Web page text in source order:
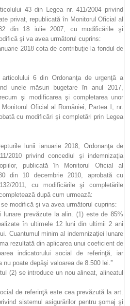
43 din Legea nr. 411/2004 privind
privat, republicată în Monitorul Oficial al
din 18 iulie 2007, cu modificările şi
şi va avea următorul cuprins:
2018 cota de contribuţie la fondul de
6 din Ordonanţa de urgenţă a
unele măsuri bugetare în anul 2017,
şi modificarea şi completarea unor
Oficial al României, Partea I, nr.
cu modificări şi completări prin Legea
lunii ianuarie 2018, Ordonanţa de
2010 privind concediul şi indemnizaţia
publicată în Monitorul Oficial al
din 10 decembrie 2010, aprobată cu
2011, cu modificările şi completările
după cum urmează:
modifică şi va avea următorul cuprins:
lunare prevăzute la alin. (1) este de 85%
în ultimele 12 luni din ultimii 2 ani
Cuantumul minim al indemnizaţiei lunare
rezultată din aplicarea unui coeficient de
indicatorului social de referinţă, iar
poate depăşi valoarea de 8.500 lei.”
(2) se introduce un nou alineat, alineatul
de referinţă este cea prevăzută la art.
sistemul asigurărilor pentru şomaj şi